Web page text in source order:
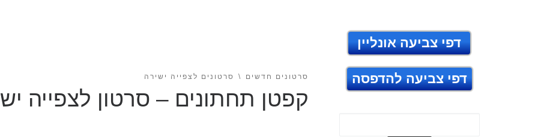
סרטונים חדשים סרטונים לצפייה ישירה
קפטן תחתונים – סרטון לצפייה
דפי צביעה אונליין
דפי צביעה להדפסה